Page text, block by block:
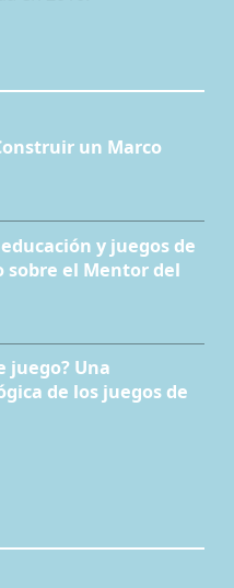
un Marco
y juegos de
el Mentor del
juego? Una
de los juegos de